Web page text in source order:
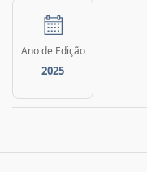
Ano de Edição
2025